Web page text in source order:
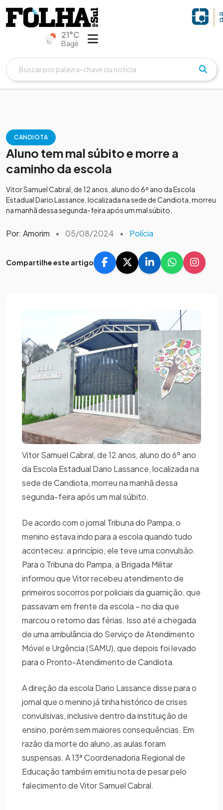
21°C
Bagé
CANDIOTA
Aluno tem mal súbito e morre a
caminho da escola
Vitor Samuel Cabral, de 12 anos, aluno do 6º ano da Escola
Estadual Dario Lassance, localizada na sede de Candiota, morreu
na manhã dessa segunda-feira após um mal súbito.
Por: Amorim • 05/08/2024 • Polícia
Compartilhe este artigo
Vitor Samuel Cabral, de 12 anos, aluno do 6º ano
da Escola Estadual Dario Lassance, localizada na
sede de Candiota, morreu na manhã dessa
segunda-feira após um mal súbito.
De acordo com o jornal Tribuna do Pampa, o
menino estava indo para a escola quando tudo
aconteceu: a princípio, ele teve uma convulsão.
Para o Tribuna do Pampa, a Brigada Militar
informou que Vitor recebeu atendimento de
primeiros socorros por policiais da guarnição, que
passavam em frente da escola – no dia que
marcou o retorno das férias. Isso até a chegada
de uma ambulância do Serviço de Atendimento
Móvel e Urgência (SAMU), que depois foi levado
para o Pronto-Atendimento de Candiota.
A direção da escola Dario Lassance disse para o
jornal que o menino já tinha histórico de crises
convulsivas, inclusive dentro da instituição de
ensino, porém sem maiores consequências. Em
razão da morte do aluno, as aulas foram
suspensas. A 13ª Coordenadoria Regional de
Educação também emitiu nota de pesar pelo
falecimento de Vitor Samuel Cabral.